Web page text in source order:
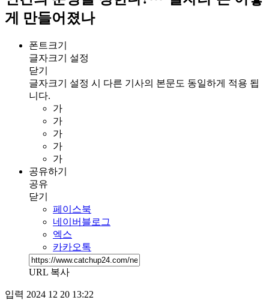
게 만들어졌나
폰트크기
글자크기 설정
닫기
글자크기 설정 시 다른 기사의 본문도 동일하게 적용 됩
니다.
가
가
가
가
가
공유하기
공유
닫기
페이스북
네이버블로그
엑스
카카오톡
URL 복사
입력 2024 12 20 13:22